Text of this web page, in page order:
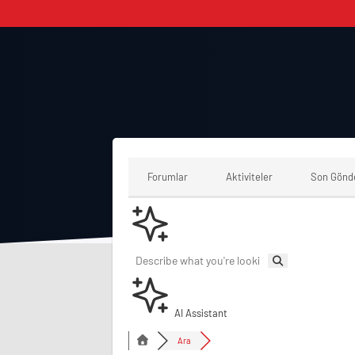
Forumlar Aktiviteler Son
AI Assistant
Ara